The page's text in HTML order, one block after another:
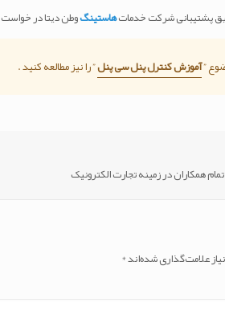
پشتیبانی شرکت خدماتهاستینگوطن دیتا در خواست
”آموزش کنترل پنل سی پنل” را نیز مطالعه کنید .
همکاران در زمینه تجارت الکترونیک
علامت‌گذاری شده‌اند*